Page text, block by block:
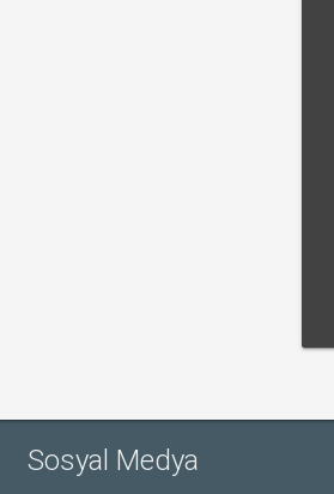
Sosyal Medya